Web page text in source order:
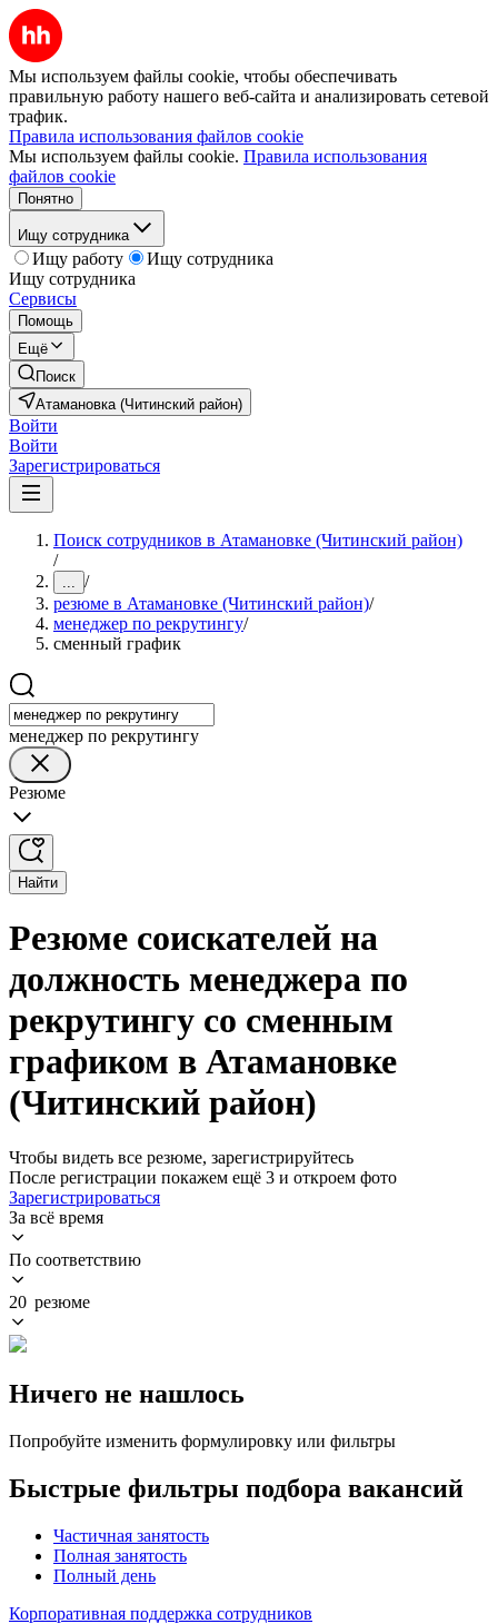
Мы используем файлы cookie, чтобы обеспечивать
правильную работу нашего веб-сайта и анализировать сетевой
трафик.
Правила использования файлов cookie
Мы используем файлы cookie. Правила использования
файлов cookie
Понятно
Ищу сотрудника
Ищу работу
Ищу сотрудника
Ищу сотрудника
Сервисы
Помощь
Ещё
Поиск
Атамановка (Читинский район)
Войти
Войти
Зарегистрироваться
Поиск сотрудников в Атамановке (Читинский район)
/
... /
резюме в Атамановке (Читинский район)/
менеджер по рекрутингу/
сменный график
менеджер по рекрутингу
Резюме
Найти
Резюме соискателей на
должность менеджера по
рекрутингу со сменным
графиком в Атамановке
(Читинский район)
Чтобы видеть все резюме, зарегистрируйтесь
После регистрации покажем ещё 3 и откроем фото
Зарегистрироваться
За всё время
По соответствию
20 резюме
Ничего не нашлось
Попробуйте изменить формулировку или фильтры
Быстрые фильтры подбора вакансий
Частичная занятость
Полная занятость
Полный день
Корпоративная поддержка сотрудников